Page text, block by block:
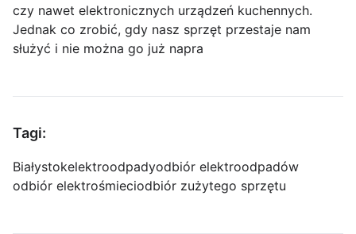
czy nawet elektronicznych urządzeń kuchennych.
Jednak co zrobić, gdy nasz sprzęt przestaje nam
służyć i nie można go już napra
Tagi:
Białystokelektroodpadyodbiór elektroodpadów
odbiór elektrośmieciodbiór zużytego sprzętu